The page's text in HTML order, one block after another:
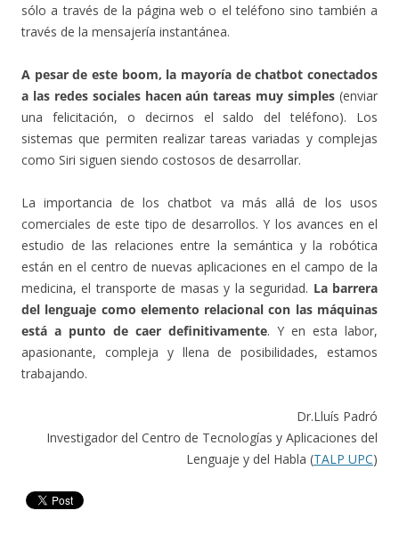
sólo a través de la página web o el teléfono sino también a
través de la mensajería instantánea.
A pesar de este boom, la mayoría de chatbot conectados
a las redes sociales hacen aún tareas muy simples (enviar
una felicitación, o decirnos el saldo del teléfono). Los
sistemas que permiten realizar tareas variadas y complejas
como Siri siguen siendo costosos de desarrollar.
La importancia de los chatbot va más allá de los usos
comerciales de este tipo de desarrollos. Y los avances en el
estudio de las relaciones entre la semántica y la robótica
están en el centro de nuevas aplicaciones en el campo de la
medicina, el transporte de masas y la seguridad. La barrera
del lenguaje como elemento relacional con las máquinas
está a punto de caer definitivamente. Y en esta labor,
apasionante, compleja y llena de posibilidades, estamos
trabajando.
Dr.Lluís Padró
Investigador del Centro de Tecnologías y Aplicaciones del
Lenguaje y del Habla (TALP UPC)